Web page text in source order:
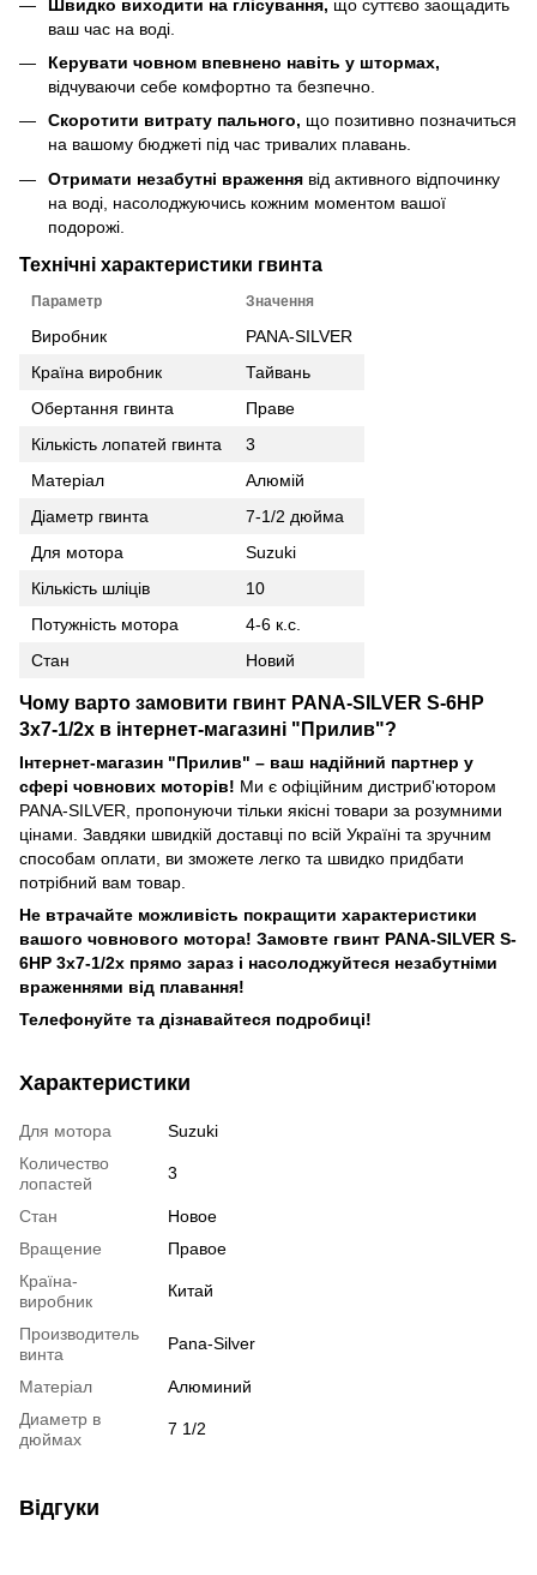
Швидко виходити на глісування, що суттєво заощадить
ваш час на воді.
Керувати човном впевнено навіть у штормах,
відчуваючи себе комфортно та безпечно.
Скоротити витрату пального, що позитивно позначиться
на вашому бюджеті під час тривалих плавань.
Отримати незабутні враження від активного відпочинку
на воді, насолоджуючись кожним моментом вашої
подорожі.
Технічні характеристики гвинта
Параметр Значення
Виробник
PANA-SILVER
Країна виробник
Тайвань
Обертання гвинта
Праве
Кількість лопатей гвинта
3
Матеріал
Алюмій
Діаметр гвинта
7-1/2 дюйма
Для мотора
Suzuki
Кількість шліців
10
Потужність мотора
4-6 к.с.
Стан
Новий
Чому варто замовити гвинт PANA-SILVER S-6HP
3x7-1/2x в інтернет-магазині "Прилив"?
Інтернет-магазин "Прилив" – ваш надійний партнер у
сфері човнових моторів! Ми є офіційним дистриб'ютором
PANA-SILVER, пропонуючи тільки якісні товари за розумними
цінами. Завдяки швидкій доставці по всій Україні та зручним
способам оплати, ви зможете легко та швидко придбати
потрібний вам товар.
Не втрачайте можливість покращити характеристики
вашого човнового мотора! Замовте гвинт PANA-SILVER S-
6HP 3x7-1/2x прямо зараз і насолоджуйтеся незабутніми
враженнями від плавання!
Телефонуйте та дізнавайтеся подробиці!
Характеристики
Для мотора
Suzuki
Количество
лопастей
3
Стан
Новое
Вращение
Правое
Країна-
виробник
Китай
Производитель
винта
Pana-Silver
Матеріал
Алюминий
Диаметр в
дюймах
7 1/2
Відгуки